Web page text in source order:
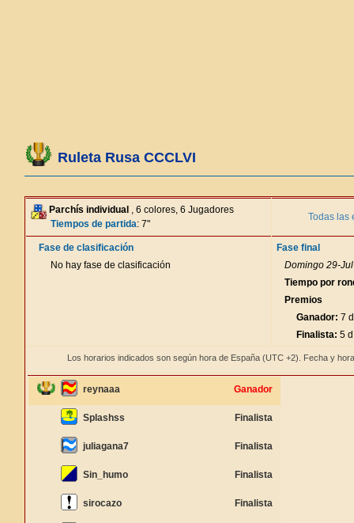
Ruleta Rusa CCCLVI
Parchís individual , 6 colores, 6 Jugadores
Tiempos de partida: 7"
Todas las
Fase de clasificación
No hay fase de clasificación
Fase final
Domingo 29-
Tiempo por
Premios
Ganador: 7
Finalista: 5
Los horarios indicados son según hora de España (UTC +2). Fecha y
reynaaa Ganador
Splashss Finalista
juliagana7 Finalista
Sin_humo Finalista
sirocazo Finalista